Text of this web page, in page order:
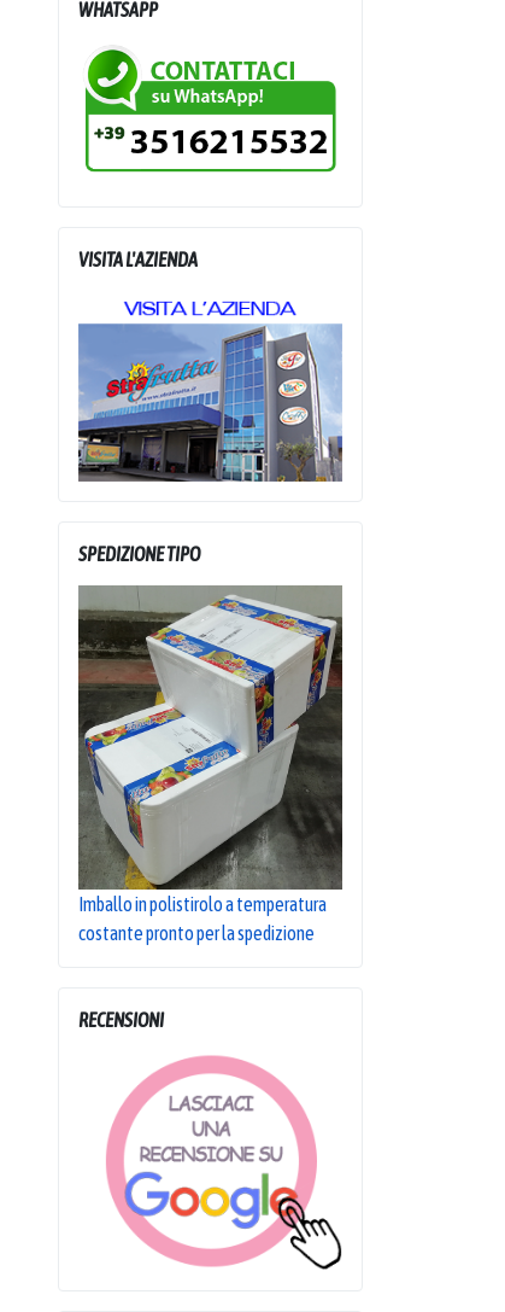
WHATSAPP
VISITA L'AZIENDA
SPEDIZIONE TIPO
Imballo in polistirolo a temperatura
costante pronto per la spedizione
RECENSIONI